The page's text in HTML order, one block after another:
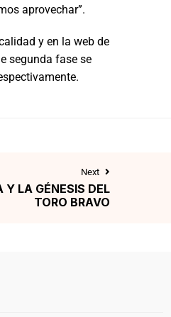
aprovechar”.
y en la web de
segunda fase se
Next
Y LA GÉNESIS DEL
TORO BRAVO